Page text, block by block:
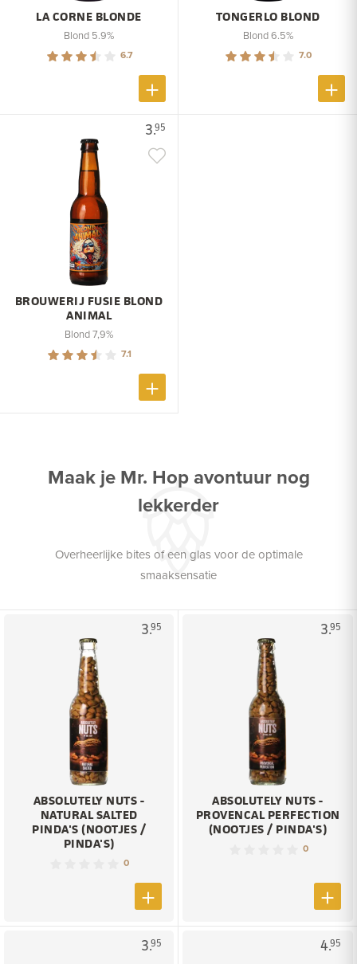
LA CORNE BLONDE
Blond 5.9%
6.7
TONGERLO BLOND
Blond 6.5%
7.0
3.95
BROUWERIJ FUSIE BLOND
ANIMAL
Blond 7,9%
7.1
Maak je Mr. Hop avontuur nog
lekkerder
Overheerlijke bites of een glas voor de optimale
smaaksensatie
3.95
ABSOLUTELY NUTS -
NATURAL SALTED
PINDA'S (NOOTJES /
PINDA'S)
0
3.95
ABSOLUTELY NUTS -
PROVENCAL PERFECTION
(NOOTJES / PINDA'S)
0
3.95 4.95